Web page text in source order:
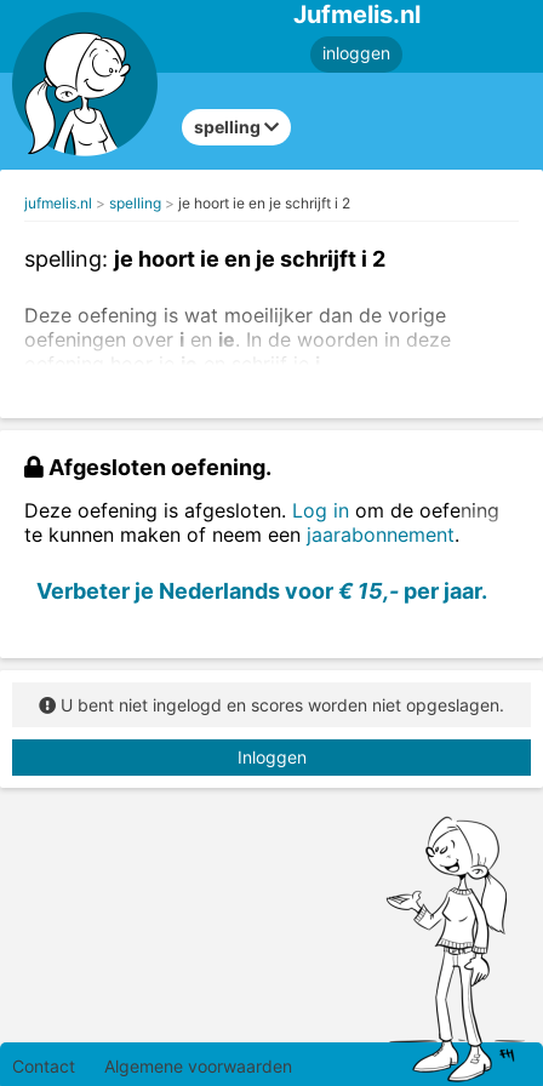
Jufmelis.nl
inloggen
spelling
jufmelis.nl spelling je hoort ie en je schrijft i 2
spelling: je hoort ie en je schrijft i 2
Deze oefening is wat moeilijker dan de vorige
oefeningen over i en ie. In de woorden in deze
oefening hoor je ie en schrijf je i
Afgesloten oefening.
Deze oefening is afgesloten. Log in om de oefening
te kunnen maken of neem een jaarabonnement.
Verbeter je Nederlands voor€ 15,- per jaar.
U bent niet ingelogd en scores worden niet opgeslagen.
Inloggen
Contact Algemene voorwaarden